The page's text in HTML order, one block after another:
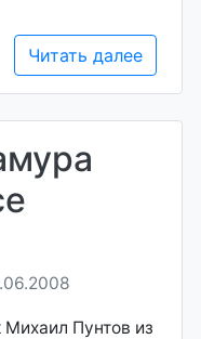
Читать далее
Пунтов из